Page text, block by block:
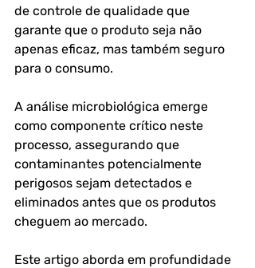
de controle de qualidade que
garante que o produto seja não
apenas eficaz, mas também seguro
para o consumo.
A análise microbiológica emerge
como componente crítico neste
processo, assegurando que
contaminantes potencialmente
perigosos sejam detectados e
eliminados antes que os produtos
cheguem ao mercado.
Este artigo aborda em profundidade